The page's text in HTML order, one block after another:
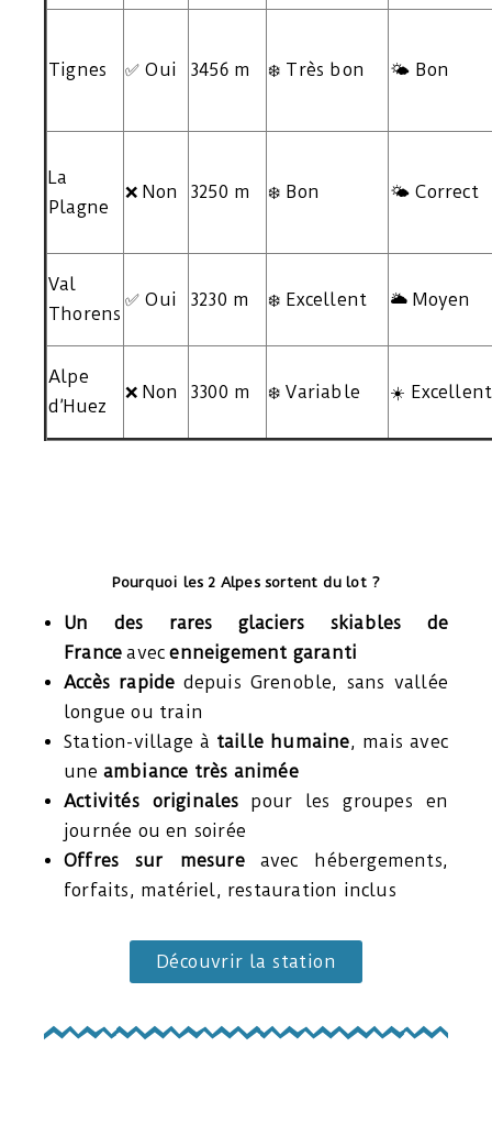
Tignes ✅ Oui 3456 m ❄️ Très bon 🌤️ Bon
La
Plagne
❌ Non 3250 m ❄️ Bon 🌤️ Correct
Val
Thorens
✅ Oui 3230 m ❄️ Excellent 🌥️ Moyen
Alpe
d’Huez
❌ Non 3300 m ❄️ Variable ☀️ Excellent
Pourquoi les 2 Alpes sortent du lot ?
Un des rares glaciers skiables de
France avecenneigement garanti
Accès rapide depuis Grenoble, sans vallée
longue ou train
Station-village à taille humaine, mais avec
une ambiance très animée
Activités originales pour les groupes en
journée ou en soirée
Offres sur mesureavec hébergements,
forfaits, matériel, restauration inclus
Découvrir la station